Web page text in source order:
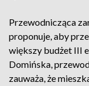
Przewodnicząca
proponuje, aby
większy budżet III
Domińska,
zauważa, że